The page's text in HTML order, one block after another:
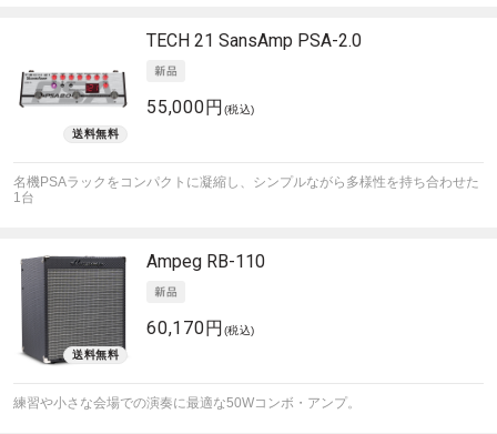
TECH 21 SansAmp PSA-2.0
55,000円 (税込)
名機PSAラックをコンパクトに凝縮し、シンプルながら多様性を持ち合わせた
1台
Ampeg RB-110
60,170円 (税込)
練習や小さな会場での演奏に最適な50Wコンボ・アンプ。